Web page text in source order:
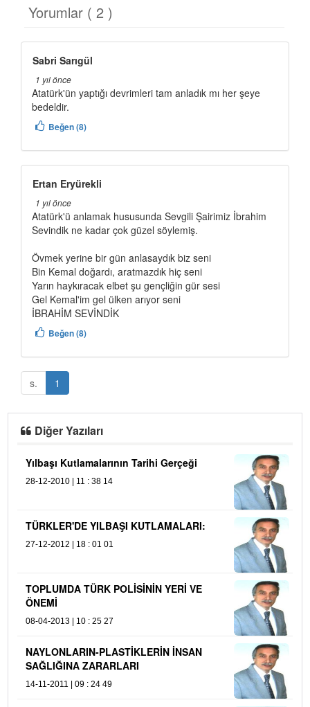
Yorumlar ( 2 )
Sabri Sarıgül
1 yıl önce
Atatürk'ün yaptığı devrimleri tam anladık mı her şeye
bedeldir.
Beğen (8)
Ertan Eryürekli
1 yıl önce
Atatürk'ü anlamak hususunda Sevgili Şairimiz İbrahim
Sevindik ne kadar çok güzel söylemiş.
Övmek yerine bir gün anlasaydık biz seni
Bin Kemal doğardı, aratmazdık hiç seni
Yarın haykıracak elbet şu gençliğin gür sesi
Gel Kemal'im gel ülken arıyor seni
İBRAHİM SEVİNDİK
Beğen (8)
s. 1
Diğer Yazıları
Yılbaşı Kutlamalarının Tarihi Gerçeği
28-12-2010 | 11 : 38 14
TÜRKLER'DE YILBAŞI KUTLAMALARI:
27-12-2012 | 18 : 01 01
TOPLUMDA TÜRK POLİSİNİN YERİ VE
ÖNEMİ
08-04-2013 | 10 : 25 27
NAYLONLARIN-PLASTİKLERİN İNSAN
SAĞLIĞINA ZARARLARI
14-11-2011 | 09 : 24 49